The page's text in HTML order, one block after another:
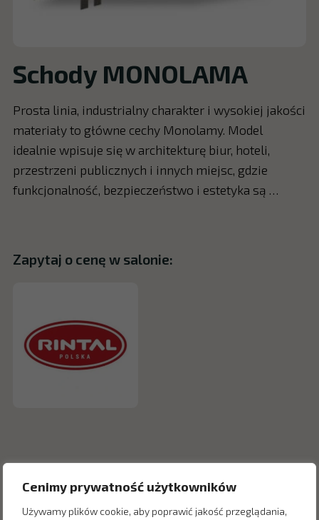
Cenimy prywatność użytkowników
Używamy plików cookie, aby poprawić jakość przeglądania,
Schody MONOLAMA
Prosta linia, industrialny charakter i wysokiej jakości
materiały to główne cechy Monolamy. Model
idealnie wpisuje się w architekturę biur, hoteli,
przestrzeni publicznych i innych miejsc, gdzie
funkcjonalność, bezpieczeństwo i estetyka są …
Zapytaj o cenę w salonie: